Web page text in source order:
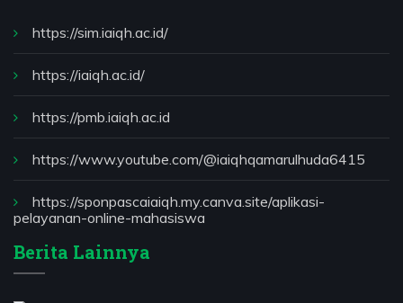
https://sim.iaiqh.ac.id/
https://iaiqh.ac.id/
https://pmb.iaiqh.ac.id
https://www.youtube.com/@iaiqhqamarulhuda6415
https://sponpascaiaiqh.my.canva.site/aplikasi-
pelayanan-online-mahasiswa
Berita Lainnya